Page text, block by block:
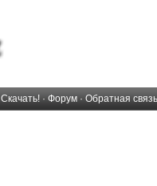
Скачать! · Форум · Обратная связь